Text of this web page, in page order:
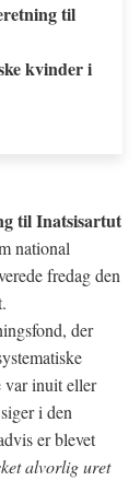
til
kvinder i
til Inatsisartut
national
fredag den
der
var inuit eller
i den
er blevet
alvorlig uret